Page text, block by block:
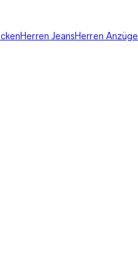
Herren JeansHerren Anzüge